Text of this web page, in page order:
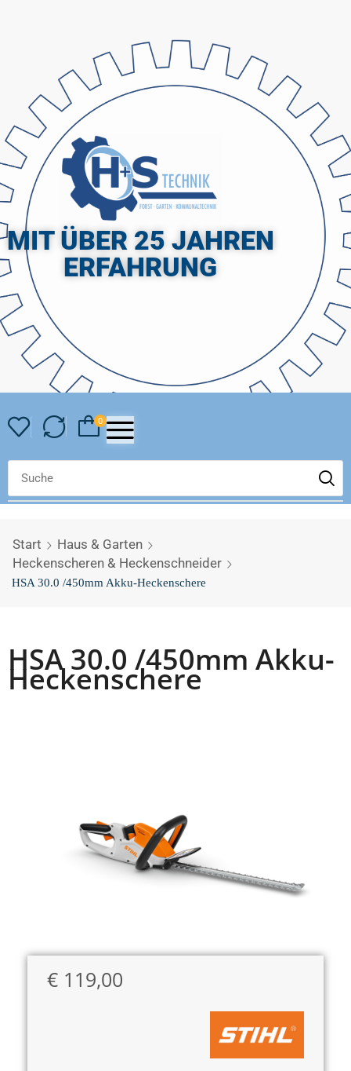
MIT ÜBER 25 JAHREN
ERFAHRUNG
0
Start
Haus & Garten
Heckenscheren & Heckenschneider
HSA 30.0 /450mm Akku-Heckenschere
HSA 30.0 /450mm Akku-
Heckenschere
€ 119,00